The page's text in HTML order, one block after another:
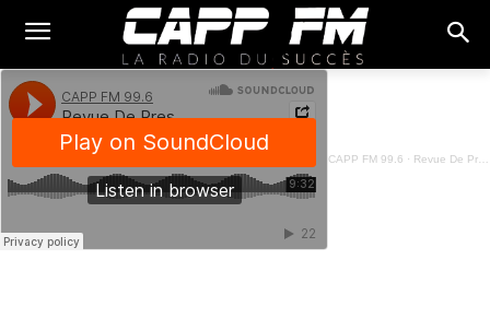
CAPP FM 99.6 · Revue De Presse Fon - 31 Janvier 2024